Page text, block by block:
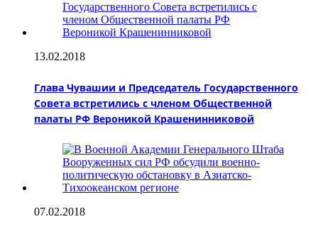
13.02.2018
Глава Чувашии и Председатель Государственного
Совета встретились с членом Общественной
палаты РФ Вероникой Крашенинниковой
07.02.2018